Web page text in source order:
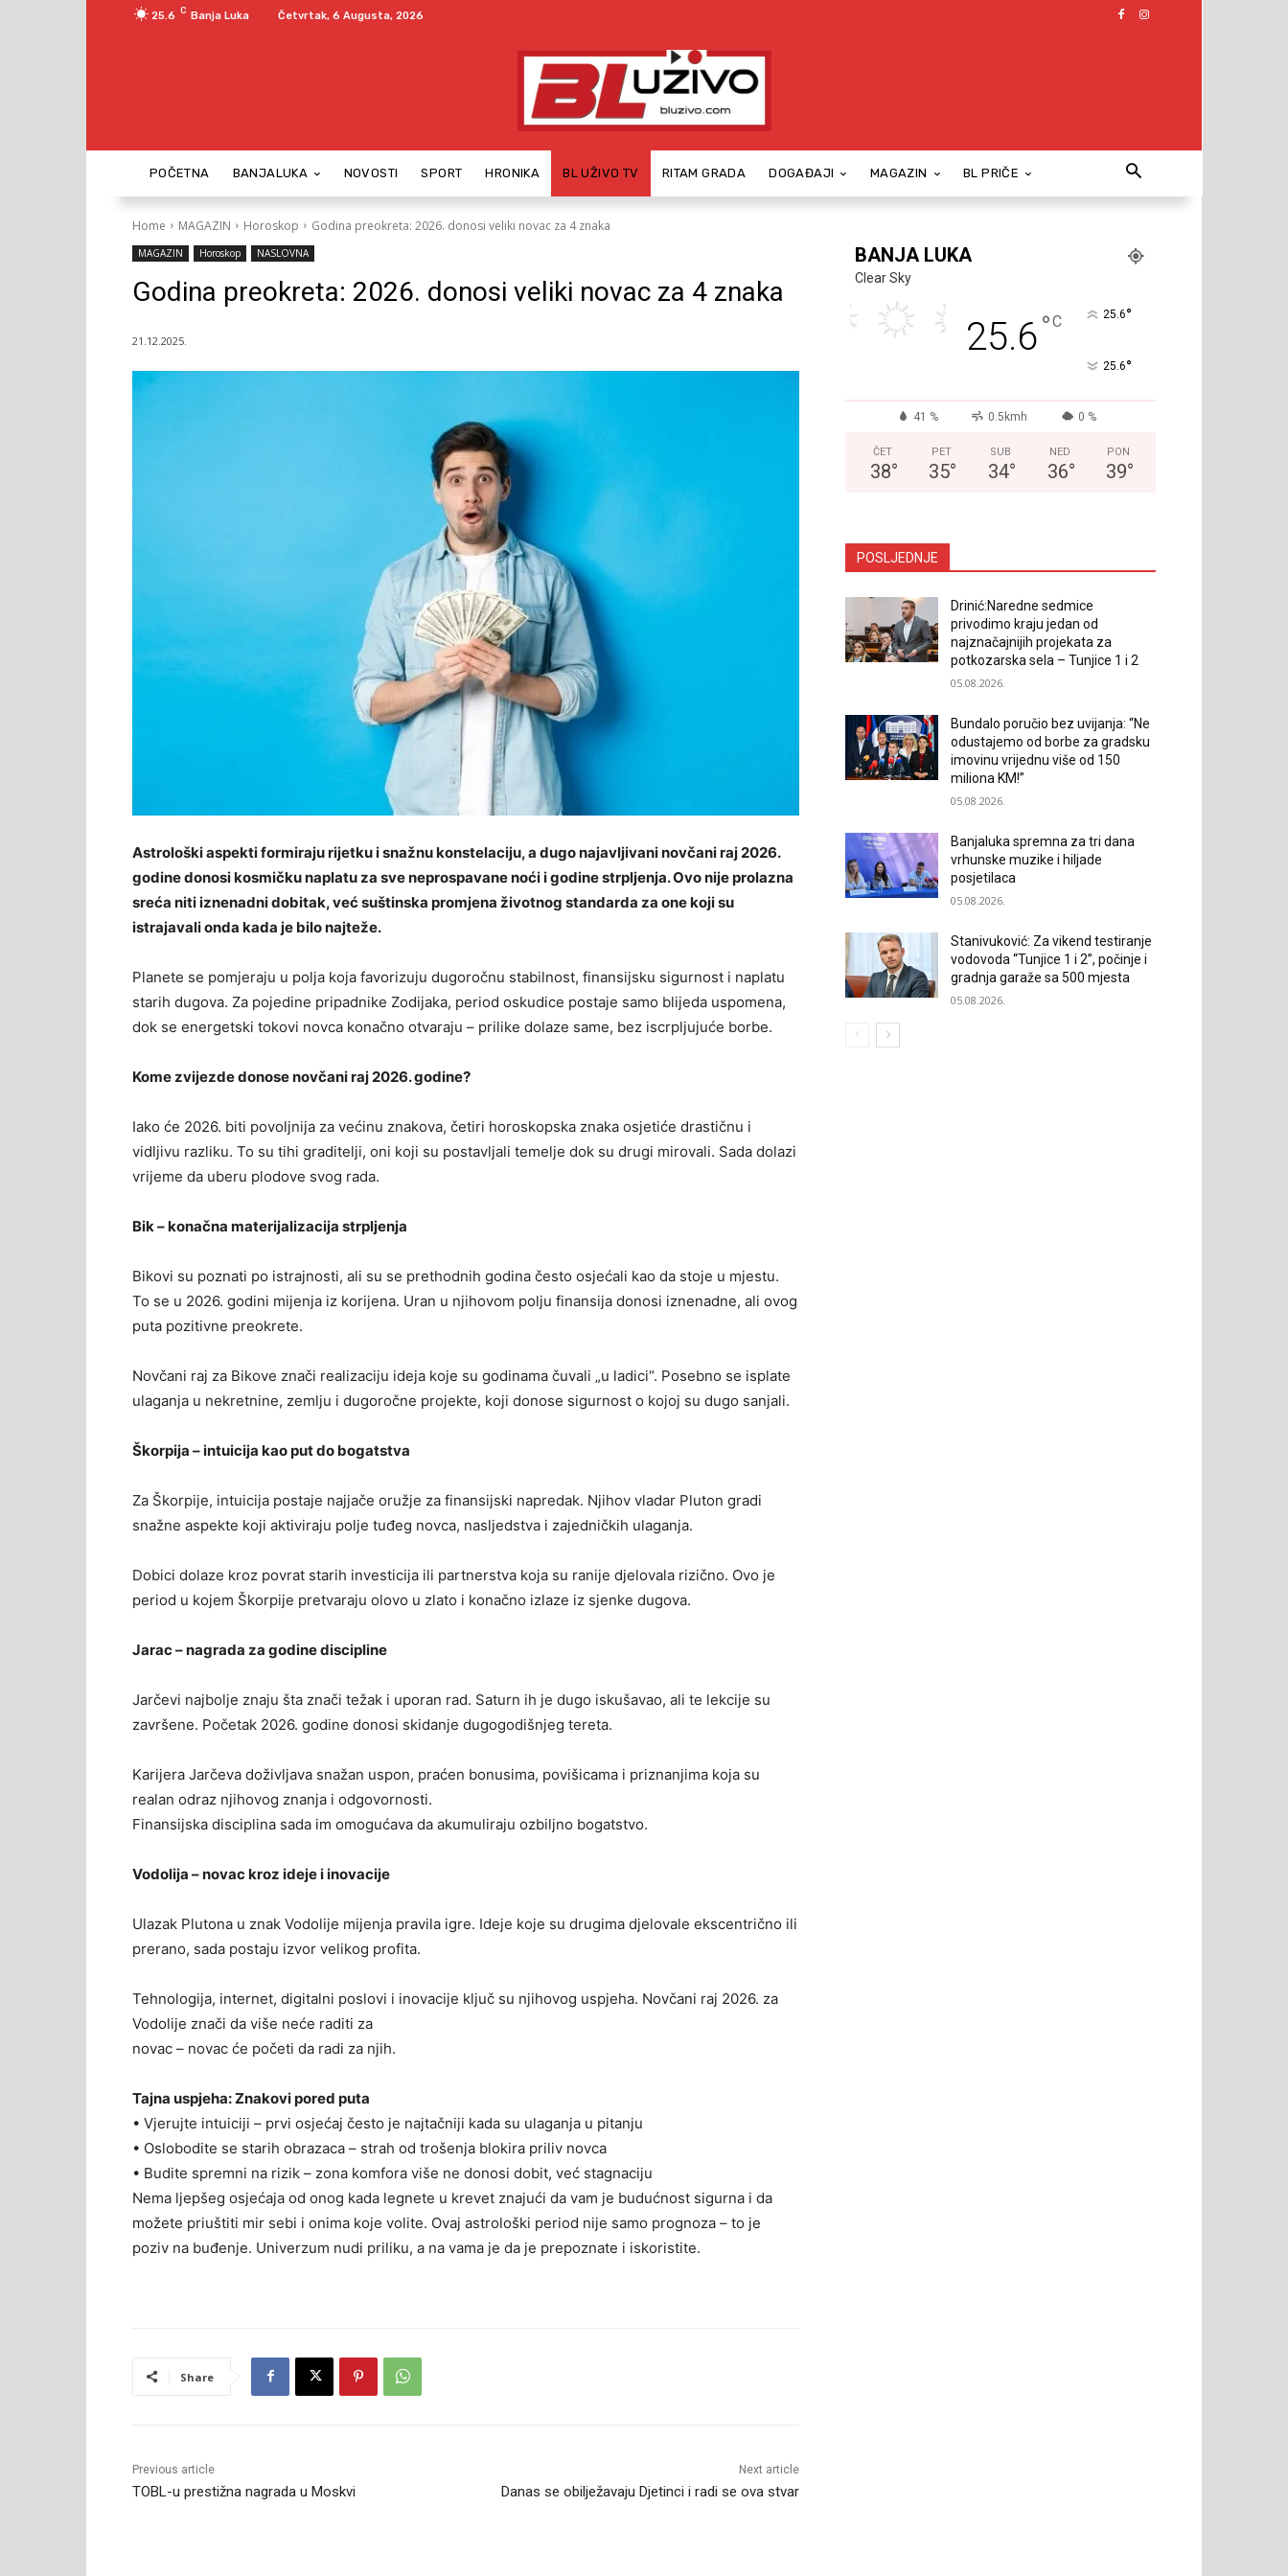
25.6 C Banja Luka Četvrtak, 6 Augusta, 2026
POČETNA BANJALUKA NOVOSTI SPORT HRONIKA BL UŽIVO TV RITAM GRADA DOGAĐAJI MAGAZIN BL PRIČE
Home MAGAZIN Horoskop Godina preokreta: 2026. donosi veliki novac za 4 znaka
MAGAZIN Horoskop NASLOVNA
Godina preokreta: 2026. donosi veliki novac za 4 znaka
21.12.2025.
Astrološki aspekti formiraju rijetku i snažnu konstelaciju, a dugo najavljivani novčani raj 2026.
godine donosi kosmičku naplatu za sve neprospavane noći i godine strpljenja. Ovo nije prolazna
sreća niti iznenadni dobitak, već suštinska promjena životnog standarda za one koji su
istrajavali onda kada je bilo najteže.
Planete se pomjeraju u polja koja favorizuju dugoročnu stabilnost, finansijsku sigurnost i naplatu
starih dugova. Za pojedine pripadnike Zodijaka, period oskudice postaje samo blijeda uspomena,
dok se energetski tokovi novca konačno otvaraju – prilike dolaze same, bez iscrpljujuće borbe.
Kome zvijezde donose novčani raj 2026. godine?
Iako će 2026. biti povoljnija za većinu znakova, četiri horoskopska znaka osjetiće drastičnu i
vidljivu razliku. To su tihi graditelji, oni koji su postavljali temelje dok su drugi mirovali. Sada dolazi
vrijeme da uberu plodove svog rada.
Bik – konačna materijalizacija strpljenja
Bikovi su poznati po istrajnosti, ali su se prethodnih godina često osjećali kao da stoje u mjestu.
To se u 2026. godini mijenja iz korijena. Uran u njihovom polju finansija donosi iznenadne, ali ovog
puta pozitivne preokrete.
Novčani raj za Bikove znači realizaciju ideja koje su godinama čuvali „u ladici“. Posebno se isplate
ulaganja u nekretnine, zemlju i dugoročne projekte, koji donose sigurnost o kojoj su dugo sanjali.
Škorpija – intuicija kao put do bogatstva
Za Škorpije, intuicija postaje najjače oružje za finansijski napredak. Njihov vladar Pluton gradi
snažne aspekte koji aktiviraju polje tuđeg novca, nasljedstva i zajedničkih ulaganja.
Dobici dolaze kroz povrat starih investicija ili partnerstva koja su ranije djelovala rizično. Ovo je
period u kojem Škorpije pretvaraju olovo u zlato i konačno izlaze iz sjenke dugova.
Jarac – nagrada za godine discipline
Jarčevi najbolje znaju šta znači težak i uporan rad. Saturn ih je dugo iskušavao, ali te lekcije su
završene. Početak 2026. godine donosi skidanje dugogodišnjeg tereta.
Karijera Jarčeva doživljava snažan uspon, praćen bonusima, povišicama i priznanjima koja su
realan odraz njihovog znanja i odgovornosti.
Finansijska disciplina sada im omogućava da akumuliraju ozbiljno bogatstvo.
Vodolija – novac kroz ideje i inovacije
Ulazak Plutona u znak Vodolije mijenja pravila igre. Ideje koje su drugima djelovale ekscentrično ili
prerano, sada postaju izvor velikog profita.
Tehnologija, internet, digitalni poslovi i inovacije ključ su njihovog uspjeha. Novčani raj 2026. za
Vodolije znači da više neće raditi za
novac – novac će početi da radi za njih.
Tajna uspjeha: Znakovi pored puta
• Vjerujte intuiciji – prvi osjećaj često je najtačniji kada su ulaganja u pitanju
• Oslobodite se starih obrazaca – strah od trošenja blokira priliv novca
• Budite spremni na rizik – zona komfora više ne donosi dobit, već stagnaciju
Nema ljepšeg osjećaja od onog kada legnete u krevet znajući da vam je budućnost sigurna i da
možete priuštiti mir sebi i onima koje volite. Ovaj astrološki period nije samo prognoza – to je
poziv na buđenje. Univerzum nudi priliku, a na vama je da je prepoznate i iskoristite.
Share
Previous article
TOBL-u prestižna nagrada u Moskvi
Next article
Danas se obilježavaju Djetinci i radi se ova stvar
BANJA LUKA
Clear Sky
25.6°C 25.6°
25.6°
41 % 0.5kmh 0 %
ČET
38°
PET
35°
SUB
34°
NED
36°
PON
39°
POSLJEDNJE
Drinić:Naredne sedmice
privodimo kraju jedan od
najznačajnijih projekata za
potkozarska sela – Tunjice 1 i 2
05.08.2026.
Bundalo poručio bez uvijanja: “Ne
odustajemo od borbe za gradsku
imovinu vrijednu više od 150
miliona KM!”
05.08.2026.
Banjaluka spremna za tri dana
vrhunske muzike i hiljade
posjetilaca
05.08.2026.
Stanivuković: Za vikend testiranje
vodovoda “Tunjice 1 i 2”, počinje i
gradnja garaže sa 500 mjesta
05.08.2026.